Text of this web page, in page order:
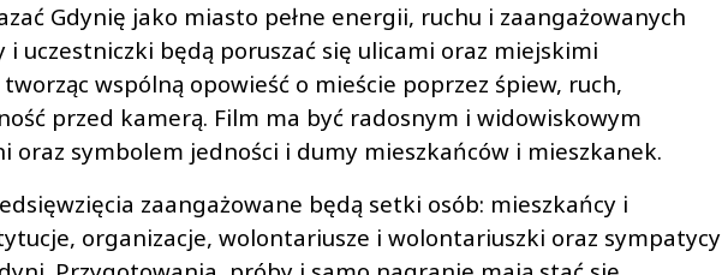
Gdynię jako miasto pełne energii, ruchu i zaangażowanych
i uczestniczki będą poruszać się ulicami oraz miejskimi
wspólną opowieść o mieście poprzez śpiew, ruch,
przed kamerą. Film ma być radosnym i widowiskowym
oraz symbolem jedności i dumy mieszkańców i mieszkanek.
zaangażowane będą setki osób: mieszkańcy i
organizacje, wolontariusze i wolontariuszki oraz sympatycy